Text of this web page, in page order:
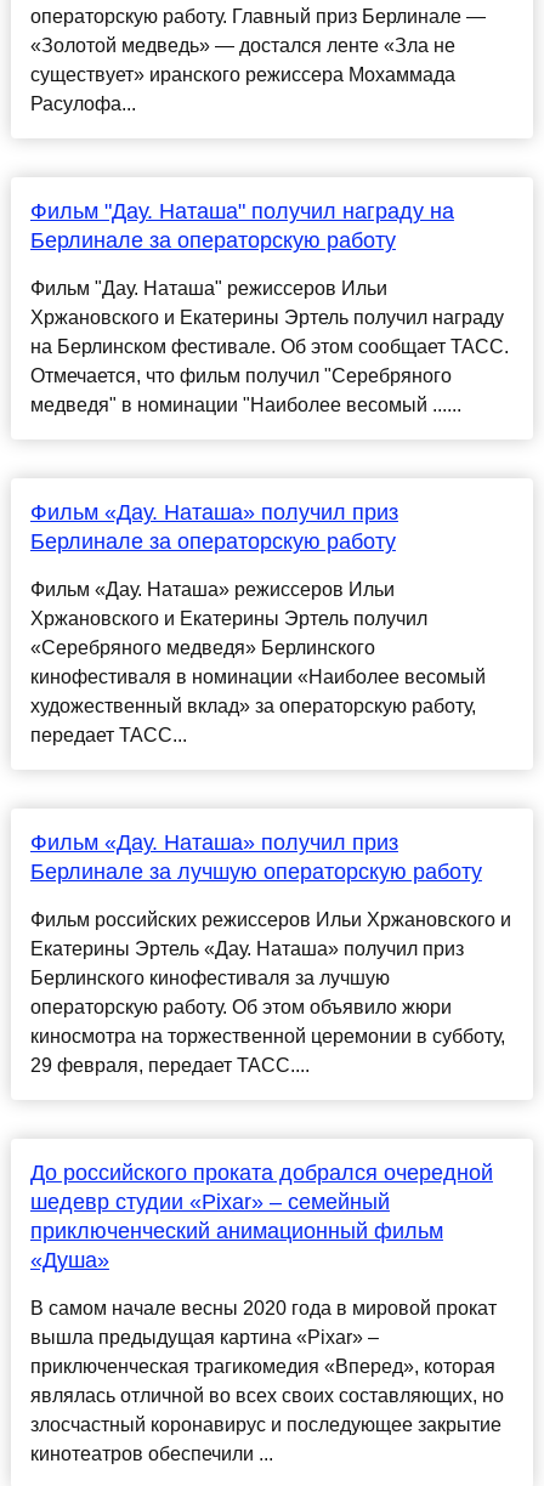
операторскую работу. Главный приз Берлинале —
«Золотой медведь» — достался ленте «Зла не
существует» иранского режиссера Мохаммада
Расулофа...
Фильм "Дау. Наташа" получил награду на
Берлинале за операторскую работу
Фильм "Дау. Наташа" режиссеров Ильи
Хржановского и Екатерины Эртель получил награду
на Берлинском фестивале. Об этом сообщает ТАСС.
Отмечается, что фильм получил "Серебряного
медведя" в номинации "Наиболее весомый ......
Фильм «Дау. Наташа» получил приз
Берлинале за операторскую работу
Фильм «Дау. Наташа» режиссеров Ильи
Хржановского и Екатерины Эртель получил
«Серебряного медведя» Берлинского
кинофестиваля в номинации «Наиболее весомый
художественный вклад» за операторскую работу,
передает ТАСС...
Фильм «Дау. Наташа» получил приз
Берлинале за лучшую операторскую работу
Фильм российских режиссеров Ильи Хржановского и
Екатерины Эртель «Дау. Наташа» получил приз
Берлинского кинофестиваля за лучшую
операторскую работу. Об этом объявило жюри
киносмотра на торжественной церемонии в субботу,
29 февраля, передает ТАСС....
До российского проката добрался очередной
шедевр студии «Pixar» – семейный
приключенческий анимационный фильм
«Душа»
В самом начале весны 2020 года в мировой прокат
вышла предыдущая картина «Pixar» –
приключенческая трагикомедия «Вперед», которая
являлась отличной во всех своих составляющих, но
злосчастный коронавирус и последующее закрытие
кинотеатров обеспечили ...